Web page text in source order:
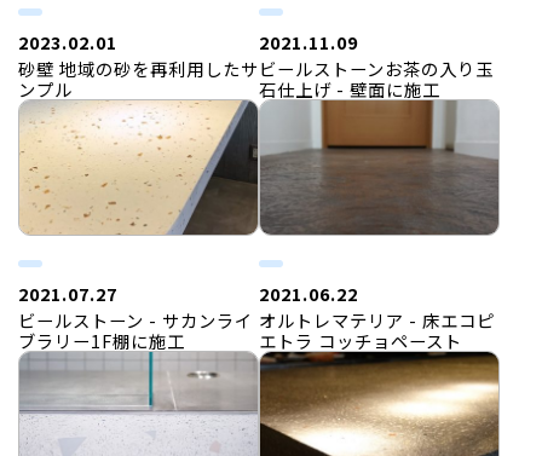
2023.02.01
砂壁 地域の砂を再利用したサ
ンプル
2021.11.09
ビールストーンお茶の入り玉
石仕上げ - 壁面に施工
2021.07.27
ビールストーン - サカンライ
ブラリー1F棚に施工
2021.06.22
オルトレマテリア - 床エコピ
エトラ コッチョペースト